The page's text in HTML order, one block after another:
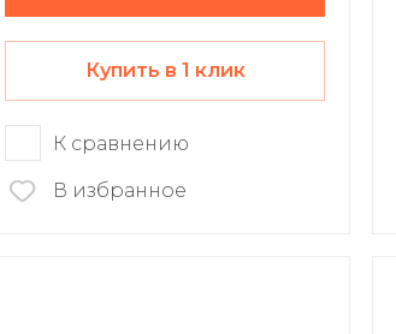
Купить в 1 клик
К сравнению
В избранное